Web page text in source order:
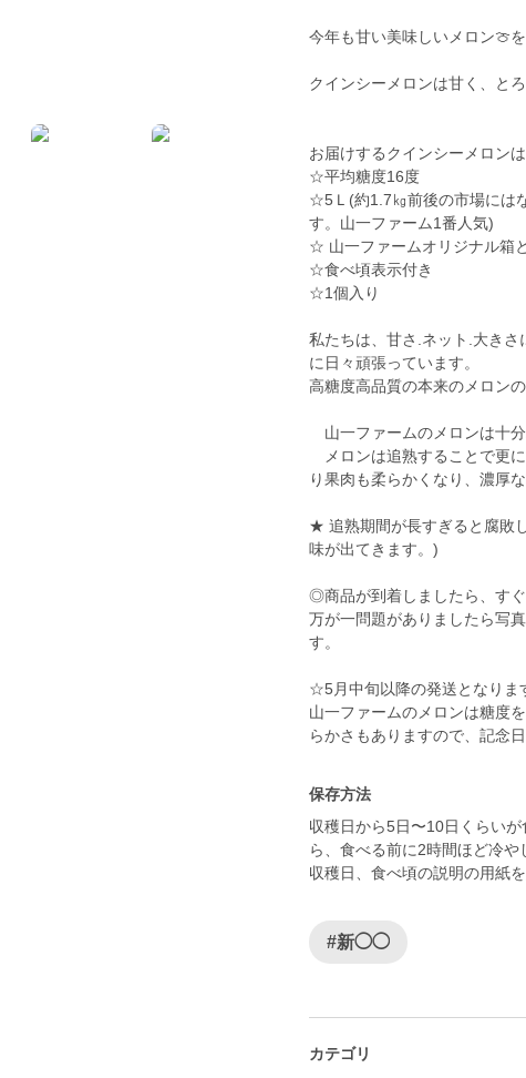
今年も甘い美味しいメロン🍈
クインシーメロンは甘く、と
お届けするクインシーメロンは
☆平均糖度16度
☆5Ｌ(約1.7㎏前後の市場には
す。山一ファーム1番人気)
☆ 山一ファームオリジナル箱
☆食べ頃表示付き
☆1個入り
私たちは、甘さ.ネット.大き
に日々頑張っています。
高糖度高品質の本来のメロン
山一ファームのメロンは十分
メロンは追熟することで更
り果肉も柔らかくなり、濃厚
★ 追熟期間が長すぎると腐敗
味が出てきます。)
◎商品が到着しましたら、す
万が一問題がありましたら写
す。
☆5月中旬以降の発送となりま
山一ファームのメロンは糖度
保存方法
収穫日から5日〜10日くらい
ら、食べる前に2時間ほど冷
収穫日、食べ頃の説明の用紙
#新◯◯
カテゴリ